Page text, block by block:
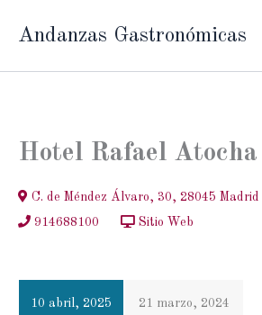
Andanzas Gastronómicas
Hotel Rafael Atocha
C. de Méndez Álvaro, 30, 28045 Madrid
914688100
Sitio Web
10 abril, 2025 21 marzo, 2024